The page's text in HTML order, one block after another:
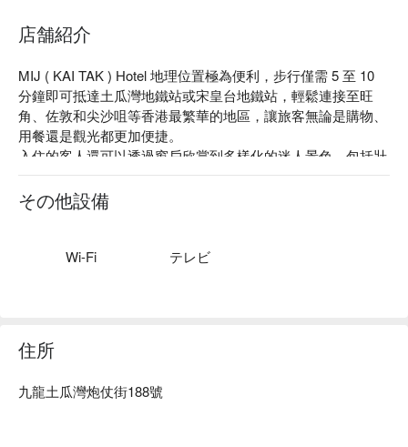
店舗紹介
MIJ ( KAI TAK ) Hotel 地理位置極為便利，步行僅需 5 至 10
分鐘即可抵達土瓜灣地鐵站或宋皇台地鐵站，輕鬆連接至旺
角、佐敦和尖沙咀等香港最繁華的地區，讓旅客無論是購物、
用餐還是觀光都更加便捷。
入住的客人還可以透過窗戶欣賞到多樣化的迷人景色，包括壯
麗的海景和繁華的城市景觀，讓人能夠在公寓內就感受到海濱
的獨特魅力與都市的活力氛圍。此外，公寓全面維持無煙環
境，為客人提供清新健康的居住空間，讓每一次入住都更加安
その他設備
Wi-Fi テレビ
住所
九龍土瓜灣炮仗街188號